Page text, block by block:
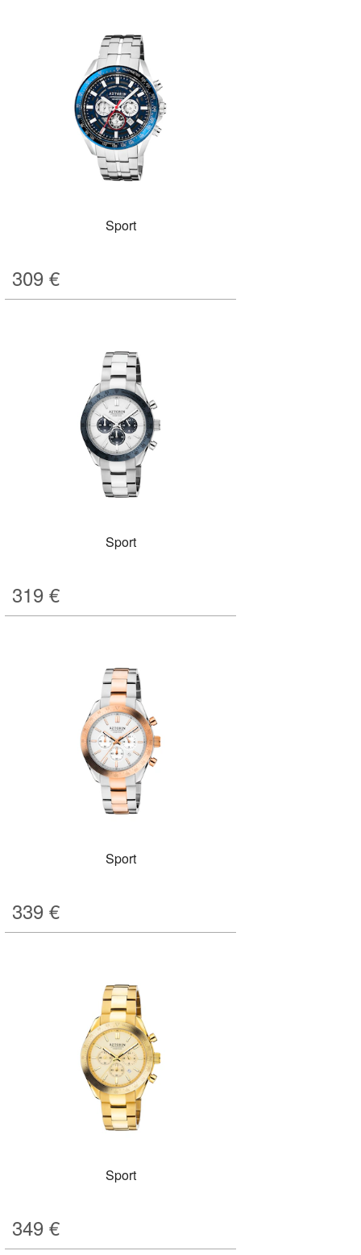
Sport
309 €
Sport
319 €
Sport
339 €
Sport
349 €